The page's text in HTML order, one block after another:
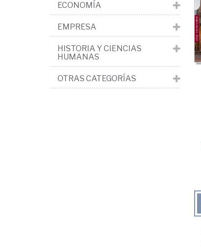
ECONOMÍA
EMPRESA
HISTORIA Y CIENCIAS
HUMANAS
OTRAS CATEGORÍAS